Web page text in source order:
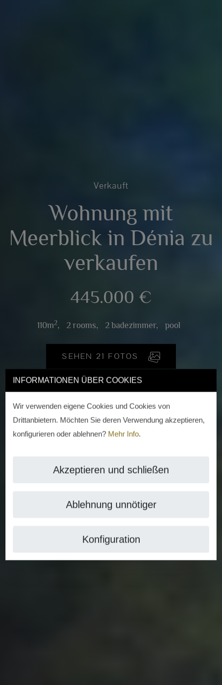
INFORMATIONEN ÜBER COOKIES
Wir verwenden eigene Cookies und Cookies von
Drittanbietern. Möchten Sie deren Verwendung akzeptieren,
konfigurieren oder ablehnen? Mehr Info.
Akzeptieren und schließen
Ablehnung unnötiger
Konfiguration
Verkauft
Wohnung mit
Meerblick in Dénia zu
verkaufen
445.000 €
110m2, 2 rooms, 2 badezimmer, pool
SEHEN 21 FOTOS